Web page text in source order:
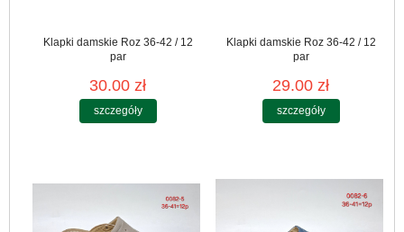
Klapki damskie Roz 36-42 / 12
par
30.00 zł
szczegóły
Klapki damskie Roz 36-42 / 12
par
29.00 zł
szczegóły